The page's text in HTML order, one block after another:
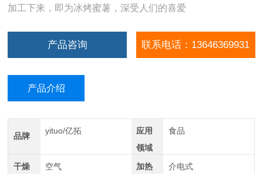
加工下来，即为冰烤蜜薯，深受人们的喜爱
产品咨询 联系电话：13646369931
产品介绍
品牌
yituo/亿拓
应用
领域
食品
干燥
空气
加热
介电式